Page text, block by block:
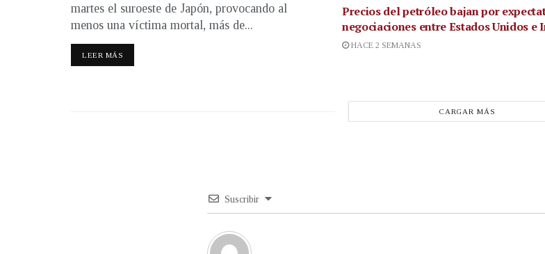
martes el suroeste de Japón, provocando al
menos una víctima mortal, más de...
LEER MÁS
Precios del petróleo bajan por
negociaciones entre Estados Unidos e
HACE 2 SEMANAS
CARGAR MÁS
Suscribir